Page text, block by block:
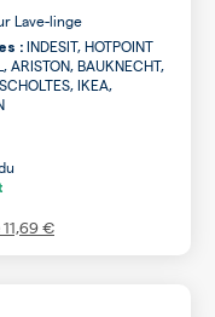
Lave-linge
: INDESIT, HOTPOINT
ARISTON, BAUKNECHT,
IKEA,
11,69 €